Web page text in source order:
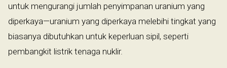
untuk mengurangi jumlah penyimpanan uranium yang
diperkaya—uranium yang diperkaya melebihi tingkat yang
biasanya dibutuhkan untuk keperluan sipil, seperti
pembangkit listrik tenaga nuklir.